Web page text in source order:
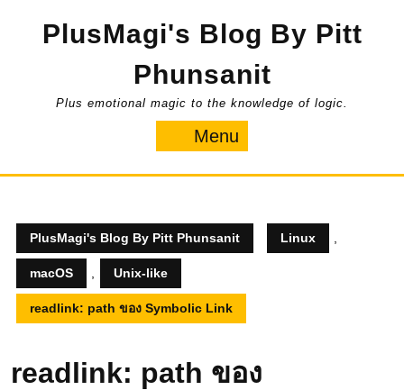
PlusMagi's Blog By Pitt
Phunsanit
Plus emotional magic to the knowledge of logic.
Menu
PlusMagi's Blog By Pitt Phunsanit Linux
macOS Unix-like
readlink: path ของ Symbolic Link
readlink: path ของ